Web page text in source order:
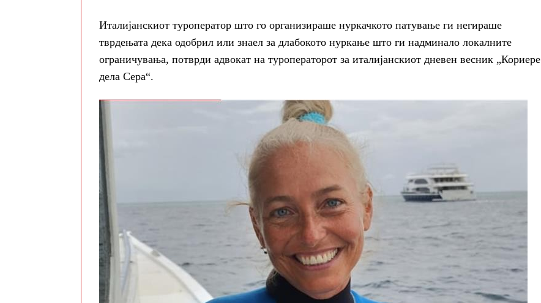
Италијанскиот туроператор што го организираше нуркачкото патување ги негираше
тврдењата дека одобрил или знаел за длабокото нуркање што ги надминало локалните
ограничувања, потврди адвокат на туроператорот за италијанскиот дневен весник „Кориере
дела Сера“.